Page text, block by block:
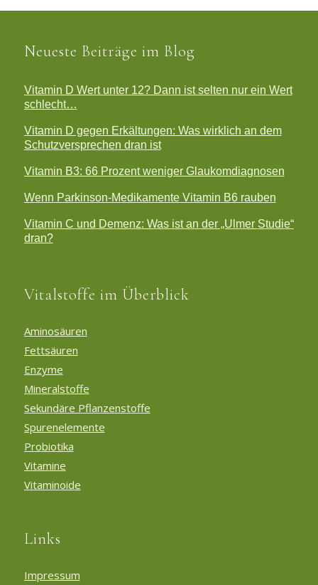
Neueste Beiträge im Blog
Vitamin D Wert unter 12? Dann ist selten nur ein Wert
schlecht…
Vitamin D gegen Erkältungen: Was wirklich an dem
Schutzversprechen dran ist
Vitamin B3: 66 Prozent weniger Glaukomdiagnosen
Wenn Parkinson-Medikamente Vitamin B6 rauben
Vitamin C und Demenz: Was ist an der „Ulmer Studie“
dran?
Vitalstoffe im Überblick
Aminosäuren
Fettsäuren
Enzyme
Mineralstoffe
Sekundäre Pflanzenstoffe
Spurenelemente
Probiotika
Vitamine
Vitaminoide
Links
Impressum